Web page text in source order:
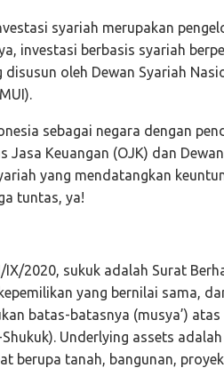
syariah merupakan
investasi berbasis syariah
oleh Dewan Syariah
sebagai negara dengan
Keuangan (OJK) dan
yang mendatangkan
tuntas, ya!
2020, sukuk adalah Surat
yang bernilai sama,
batas-batasnya (musya’) atas
Underlying assets
berupa tanah, bangunan,